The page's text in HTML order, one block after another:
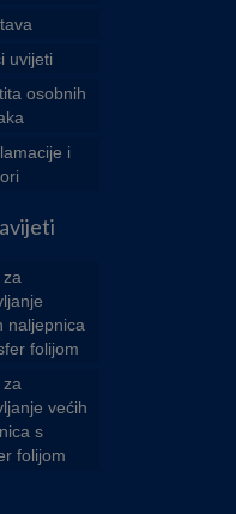
uvijeti
osobnih
i
naljepnica
folijom
većih
s
folijom